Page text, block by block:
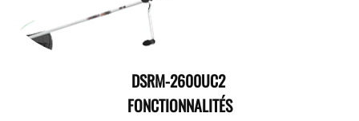
DSRM-2600UC2
FONCTIONNALITÉS